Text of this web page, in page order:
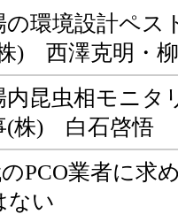
の環境設計ペス
) 西澤克明・
内昆虫相モニタ
(株) 白石啓悟
PCO業者に求
ない